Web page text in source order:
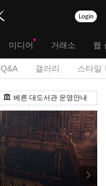
미디어 거래소 웹
Q&A 갤러리 스타일
베른 대도서관 운영안내